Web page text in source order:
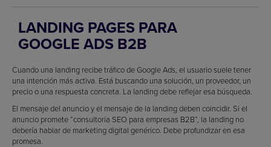
LANDING PAGES PARA
GOOGLE ADS B2B
Cuando una landing recibe tráfico de Google Ads, el usuario suele tener
una intención más activa. Está buscando una solución, un proveedor, un
precio o una respuesta concreta. La landing debe reflejar esa búsqueda.
El mensaje del anuncio y el mensaje de la landing deben coincidir. Si el
anuncio promete “consultoría SEO para empresas B2B”, la landing no
debería hablar de marketing digital genérico. Debe profundizar en esa
promesa.